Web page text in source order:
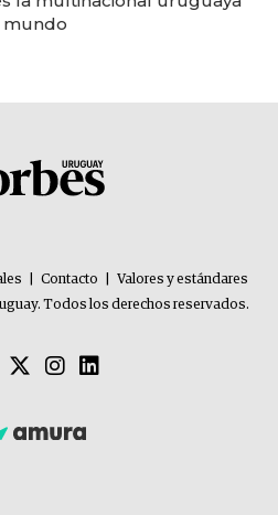
mundo
Contacto
Valores y estándares
Todos los derechos reservados.